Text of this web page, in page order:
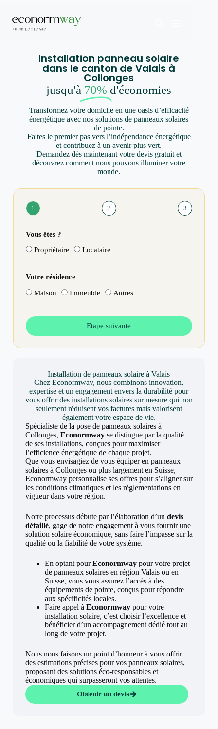
Installation panneau solaire
dans le canton de Valais à
Collonges
jusqu'à 70% d'économies
Transformez votre domicile en une oasis d’efficacité
énergétique avec nos solutions de panneaux solaires
de pointe.
Faites le premier pas vers l’indépendance énergétique
et contribuez à un avenir plus vert.
Demandez dès maintenant votre devis gratuit et
découvrez comment nous pouvons illuminer votre
monde.
1 2 3
Vous êtes ?
Propriétaire Locataire
Votre résidence
Maison Immeuble Autres
Etape suivante
Installation de panneaux solaire à Valais
Chez Econormway, nous combinons innovation,
expertise et un engagement envers la durabilité pour
vous offrir des installations solaires sur mesure qui non
seulement réduisent vos factures mais valorisent
également votre espace de vie.
Spécialiste de la pose de panneaux solaires à
Collonges, Econormwayse distingue par la qualité
de ses installations, conçues pour maximiser
l’efficience énergétique de chaque projet.
Que vous envisagiez de vous équiper en panneaux
solaires à Collonges ou plus largement en Suisse,
Econormway personnalise ses offres pour s’aligner sur
les conditions climatiques et les règlementations en
vigueur dans votre région.
Notre processus débute par l’élaboration d’un devis
détaillé, gage de notre engagement à vous fournir une
solution solaire économique, sans faire l’impasse sur la
qualité ou la fiabilité de votre système.
En optant pourEconormwaypour votre projet
de panneaux solaires en région Valais ou en
Suisse, vous vous assurez l’accès à des
équipements de pointe, conçus pour répondre
aux spécificités locales.
Faire appel à Econormwaypour votre
installation solaire, c’est choisir l’excellence et
bénéficier d’un accompagnement dédié tout au
long de votre projet.
Nous nous faisons un point d’honneur à vous offrir
des estimations précises pour vos panneaux solaires,
proposant des solutions éco-responsables et
économiques qui surpasseront vos attentes.
Obtenir un devis